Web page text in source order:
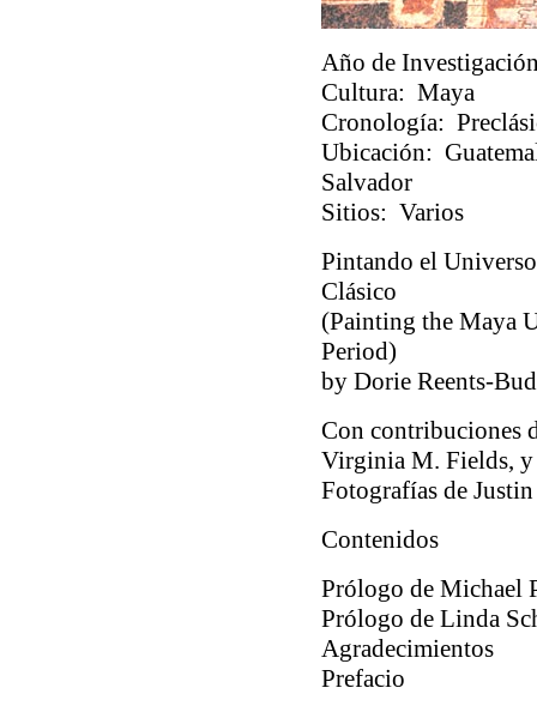
Año de
Cultura: Maya
Cronología:
Ubicación:
Salvador
Sitios: Varios
Pintando el
Clásico
(Painting the Maya
Period)
by Dorie Reents-
Con contribuciones
Virginia M. Fields, y
Fotografías de
Contenidos
Prólogo de Michael
Prólogo de Linda
Agradecimientos
Prefacio